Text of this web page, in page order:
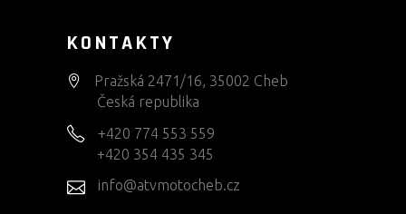
KONTAKTY
Pražská 2471/16, 35002 Cheb
Česká republika
+420 774 553 559
+420 354 435 345
info@atvmotocheb.cz